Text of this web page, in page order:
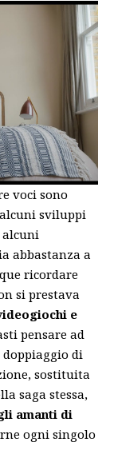
voci sono
sviluppi
abbastanza a
ricordare
si prestava
e
pensare ad
di
sostituita
saga stessa,
amanti di
ogni singolo